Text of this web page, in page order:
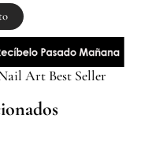
Art Best Seller